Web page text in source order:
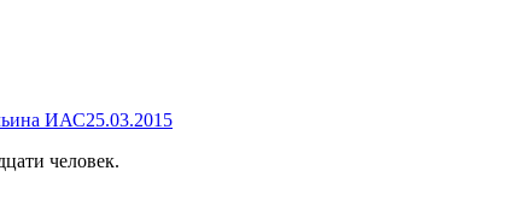
ИАС25.03.2015
человек.